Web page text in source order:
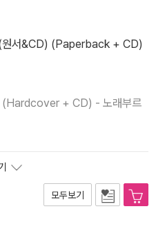
서&CD) (Paperback + CD)
(Hardcover + CD) - 노래부르
모두보기